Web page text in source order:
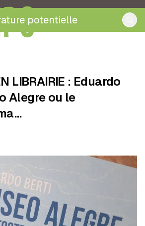
potentielle
LIBRAIRIE : Eduardo
Alegre ou le